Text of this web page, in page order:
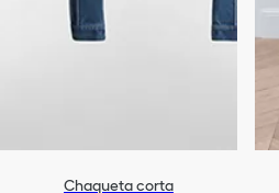
Chaqueta corta